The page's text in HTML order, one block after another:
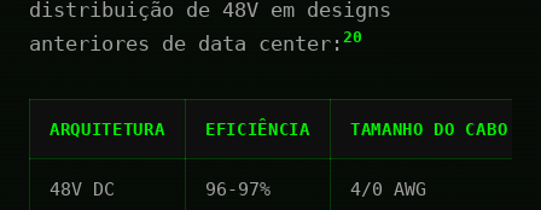
distribuição de 48V em designs
anteriores de data center: 20
ARQUITETURA EFICIÊNCIA TAMANHO DO CABO
48V DC 96-97% 4/0 AWG